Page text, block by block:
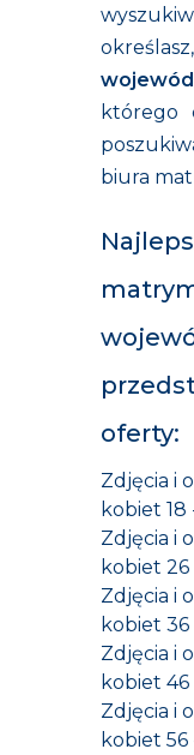
którego
biura
oferty:
Zdjęcia i
kobiet 18
Zdjęcia i
kobiet
Zdjęcia i
kobiet
Zdjęcia i
kobiet 46
Zdjęcia i
kobiet 56